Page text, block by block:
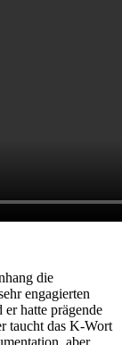
die
engagierten
hatte prägende
taucht das K-Wort
aber